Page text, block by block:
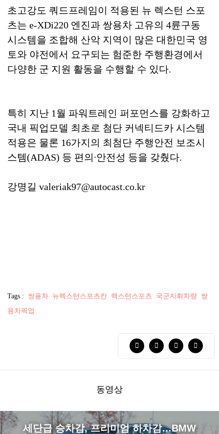
초고강도 쿼드프레임이 적용된 뉴 렉스턴 스포
츠는 e-XDi220 엔진과 쌍용차 고유의 4륜구동
시스템을 조합해 산악 지역이 많은 대한민국 영
토와 야전에서 요구되는 험준한 주행환경에서
다양한 군 지원 활동을 수행할 수 있다.
특히 지난 1월 파워트레인 퍼포먼스를 강화하고
국내 픽업모델 최초로 첨단 커넥티드카 시스템
적용은 물론 16가지의 최첨단 주행안전 보조시
스템(ADAS) 등 편의∙안전성 등을 갖췄다.
강명길 valeriak97@autocast.co.kr
Tags : 쌍용차 뉴렉스턴스포츠칸 렉스턴스포츠 국군지휘차량 쌍
용차픽업
동영상
세단급 승차감, 프리미엄 하차감…BMW